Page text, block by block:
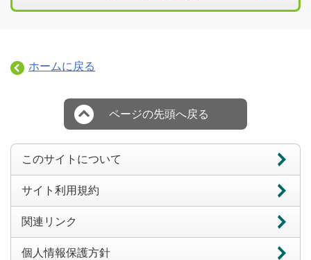
ホームに戻る
ページの先頭へ戻る
このサイトについて
サイト利用規約
関連リンク
個人情報保護方針